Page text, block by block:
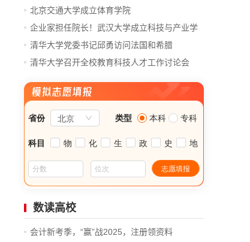
通...
北京交通大学成立体育学院
企业家担任院长！武汉大学成立科技与产业学
院
清华大学党委书记邱勇访问法国和希腊
清华大学召开全校教育科技人才工作讨论会
数读高校
会计新考季，“赢”战2025，注册领资料